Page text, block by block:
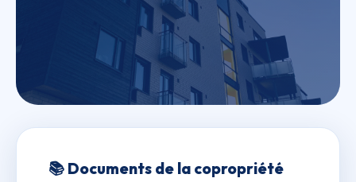
Jean Jaurès
📚 Documents de la copropriété